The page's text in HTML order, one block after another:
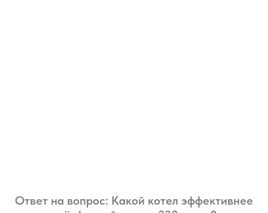
Ответ на вопрос: Какой котел эффективнее